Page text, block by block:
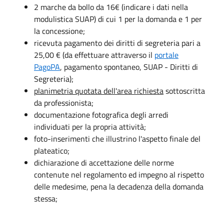
2 marche da bollo da 16€ (indicare i dati nella
modulistica SUAP) di cui 1 per la domanda e 1 per
la concessione;
ricevuta pagamento dei diritti di segreteria pari a
25,00 € (da effettuare attraverso il portale
PagoPA, pagamento spontaneo, SUAP - Diritti di
Segreteria);
planimetria quotata dell'area richiestasottoscritta
da professionista;
documentazione fotografica degli arredi
individuati per la propria attività;
foto-inserimenti che illustrino l'aspetto finale del
plateatico;
dichiarazione di accettazione delle norme
contenute nel regolamento ed impegno al rispetto
delle medesime, pena la decadenza della domanda
stessa;